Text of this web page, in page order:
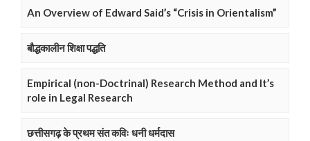
An Overview of Edward Said’s “Crisis in Orientalism”
बौद्धकालीन शिक्षा पद्धति
Empirical (non-Doctrinal) Research Method and It’s
role in Legal Research
छत्तीसगढ़ के प्रथम संत कविः धनी धर्मदास